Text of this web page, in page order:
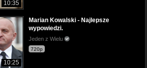
10:35
10:25
Marian Kowalski - Najlepsze
wypowiedzi.
Jeden z Wielu
720p